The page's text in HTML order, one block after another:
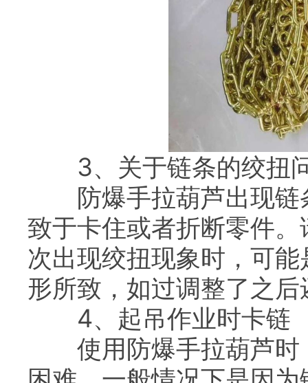
3、关于链条的绞扭
防爆手拉葫芦出现链
致于卡住或者折断零件
次出现绞扭现象时，可
形所致，如过调整了之
4、起吊作业时卡链
使用防爆手拉葫芦时